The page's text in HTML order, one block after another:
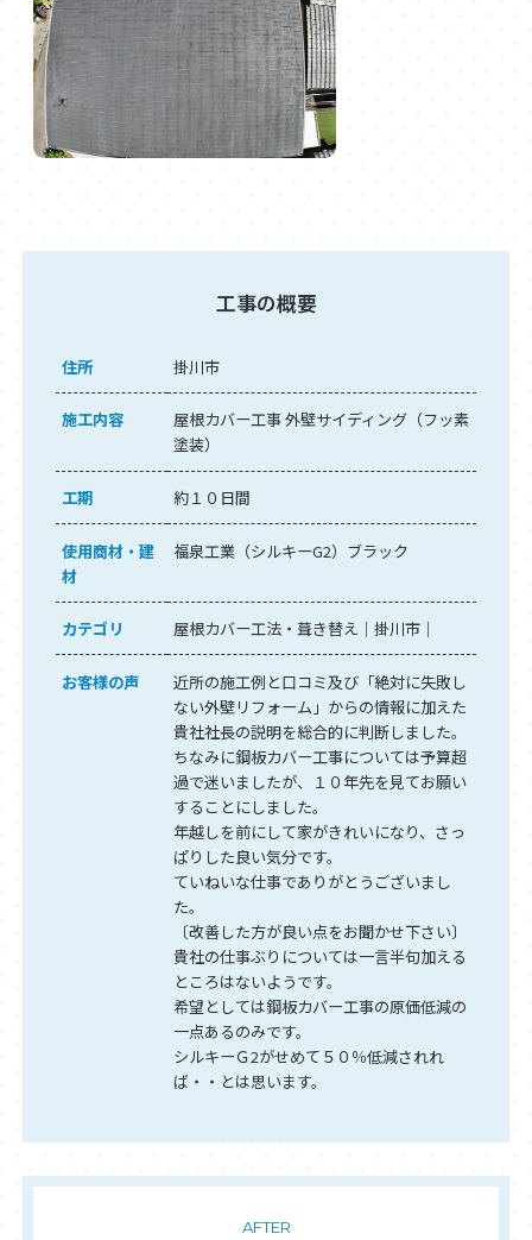
工事の概要
住所 掛川市
施工内容
屋根カバー工事 外壁サイディング（フッ素
塗装）
工期 約１０日間
使用商材・建
材
福泉工業（シルキーG2）ブラック
カテゴリ 屋根カバー工法・葺き替え 掛川市
お客様の声
近所の施工例と口コミ及び「絶対に失敗し
ない外壁リフォーム」からの情報に加えた
貴社社長の説明を総合的に判断しました。
ちなみに鋼板カバー工事については予算超
過で迷いましたが、１０年先を見てお願い
することにしました。
年越しを前にして家がきれいになり、さっ
ぱりした良い気分です。
ていねいな仕事でありがとうございまし
た。
〔改善した方が良い点をお聞かせ下さい〕
貴社の仕事ぶりについては一言半句加える
ところはないようです。
希望としては鋼板カバー工事の原価低減の
一点あるのみです。
シルキーＧ2がせめて５０％低減されれ
ば・・とは思います。
AFTER